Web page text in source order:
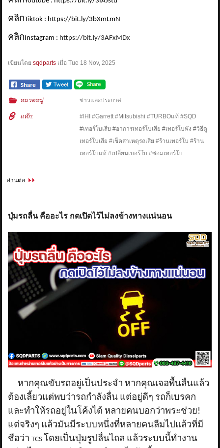
คลิกTiktok : https://bit.ly/3bXmLmN
คลิก Instagram : https://bit.ly/3AFxMDx
เขียนโดยsqdparts เมื่อTue 18 Nov, 2025
หมวดหมู่ ข่าวและประกาศ
แท๊ก:
#IHI #Garrett #Mitsubishi #TURBOแท้ #SQD
#เทอร์โบเสีย #อาการเทอร์โบเสีย #เทอร์โบพัง #วิธีดู
เทอร์โบเสีย #เช็คสาเหตุรถเสีย #ร้านเทอร์โบ #ร้าน
เทอร์โบแท้ #เปลี่ยนเบอร์โบ #ซ่อมเทอร์โบ
อ่านต่อ
ปุ่มรถลื่น คืออะไร กดเปิดไว้ไม่ลงข้างทางแน่นอน
หากคุณขับรถอยู่เป็นประจำ หากคุณเจอพื้นลื่นแล้ว
ต้องเลี้ยวแต่พบว่ารถกำลังลื่น แต่อยู่ดีๆ รถก็เบรคก
และทำให้รถอยู่ในโค้งได้ หลายคนบอกว่าพระช่วย!
แต่จริงๆ แล้วมันมีระบบหนึ่งที่หลายคนลืมไปแล้วที่มี
ชือว่าTCS โดยเป็นปุ่มรูปลื่นไถล แล้วระบบนี้ทำงาน